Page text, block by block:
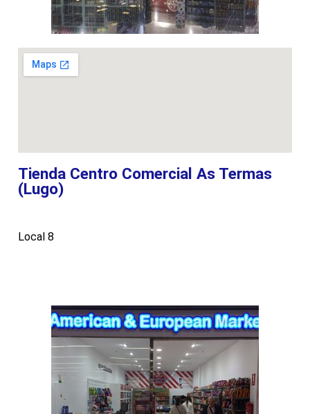
Tienda Centro Comercial As Termas
(Lugo)
Local 8